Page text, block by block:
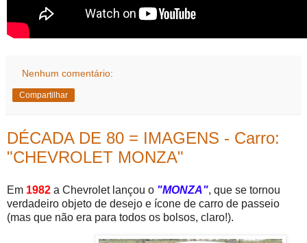
Nenhum comentário:
Compartilhar
DÉCADA DE 80 = IMAGENS - Carro:
"CHEVROLET MONZA"
Em 1982 a Chevrolet lançou o "MONZA", que se tornou
verdadeiro objeto de desejo e ícone de carro de passeio
(mas que não era para todos os bolsos, claro!).